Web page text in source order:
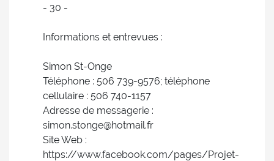
- 30 -
Informations et entrevues :
Simon St-Onge
Téléphone : 506 739-9576; téléphone
cellulaire : 506 740-1157
Adresse de messagerie :
simon.stonge@hotmail.fr
Site Web :
https://www.facebook.com/pages/Projet-